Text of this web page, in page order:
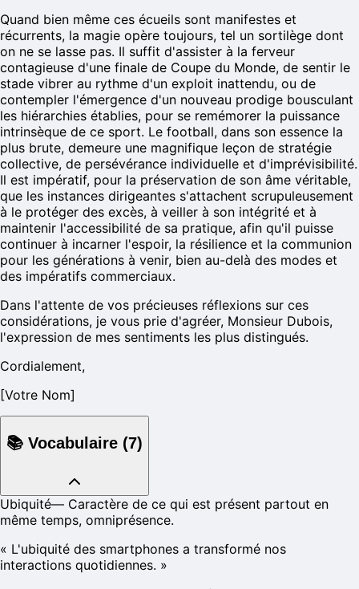
Quand bien même ces écueils sont manifestes et
récurrents, la magie opère toujours, tel un sortilège dont
on ne se lasse pas. Il suffit d'assister à la ferveur
contagieuse d'une finale de Coupe du Monde, de sentir le
stade vibrer au rythme d'un exploit inattendu, ou de
contempler l'émergence d'un nouveau prodige bousculant
les hiérarchies établies, pour se remémorer la puissance
intrinsèque de ce sport. Le football, dans son essence la
plus brute, demeure une magnifique leçon de stratégie
collective, de persévérance individuelle et d'imprévisibilité.
Il est impératif, pour la préservation de son âme véritable,
que les instances dirigeantes s'attachent scrupuleusement
à le protéger des excès, à veiller à son intégrité et à
maintenir l'accessibilité de sa pratique, afin qu'il puisse
continuer à incarner l'espoir, la résilience et la communion
pour les générations à venir, bien au-delà des modes et
des impératifs commerciaux.
Dans l'attente de vos précieuses réflexions sur ces
considérations, je vous prie d'agréer, Monsieur Dubois,
l'expression de mes sentiments les plus distingués.
Cordialement,
[Votre Nom]
📚 Vocabulaire (7)
Ubiquité— Caractère de ce qui est présent partout en
même temps, omniprésence.
« L'ubiquité des smartphones a transformé nos
interactions quotidiennes. »